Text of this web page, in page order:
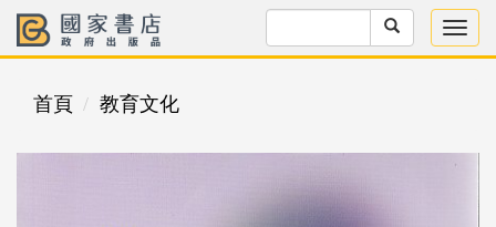
首頁 教育文化